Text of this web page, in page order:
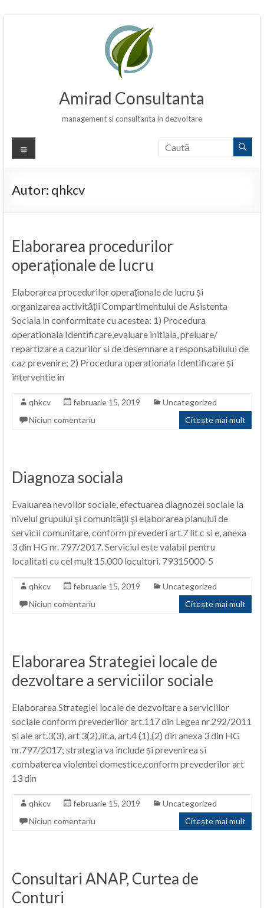
Amirad Consultanta
management si consultanta in dezvoltare
Meniu
Autor: qhkcv
Elaborarea procedurilor
operaționale de lucru
Elaborarea procedurilor operaționale de lucru și
organizarea activității Compartimentului de Asistenta
Sociala in conformitate cu acestea: 1) Procedura
operationala Identificare,evaluare initiala, preluare/
repartizare a cazurilor si de desemnare a responsabilului de
caz prevenire; 2) Procedura operationala Identificare și
interventie in
qhkcv februarie 15, 2019
Uncategorized
Niciun comentariu
Citește mai mult
Diagnoza sociala
Evaluarea nevoilor sociale, efectuarea diagnozei sociale la
nivelul grupului şi comunităţii şi elaborarea planului de
servicii comunitare, conform prevederi art.7 lit.c si e, anexa
3 din HG nr. 797/2017. Serviciul este valabil pentru
localitati cu cel mult 15.000 locuitori. 79315000-5
qhkcv februarie 15, 2019
Uncategorized
Niciun comentariu
Citește mai mult
Elaborarea Strategiei locale de
dezvoltare a serviciilor sociale
Elaborarea Strategiei locale de dezvoltare a serviciilor
sociale conform prevederilor art.117 din Legea nr.292/2011
și ale art.3(3), art 3(2),lit.a, art.4 (1),(2) din anexa 3 din HG
nr.797/2017; strategia va include și prevenirea si
combaterea violentei domestice,conform prevederilor art
13 din
qhkcv februarie 15, 2019
Uncategorized
Niciun comentariu
Citește mai mult
Consultari ANAP, Curtea de
Conturi